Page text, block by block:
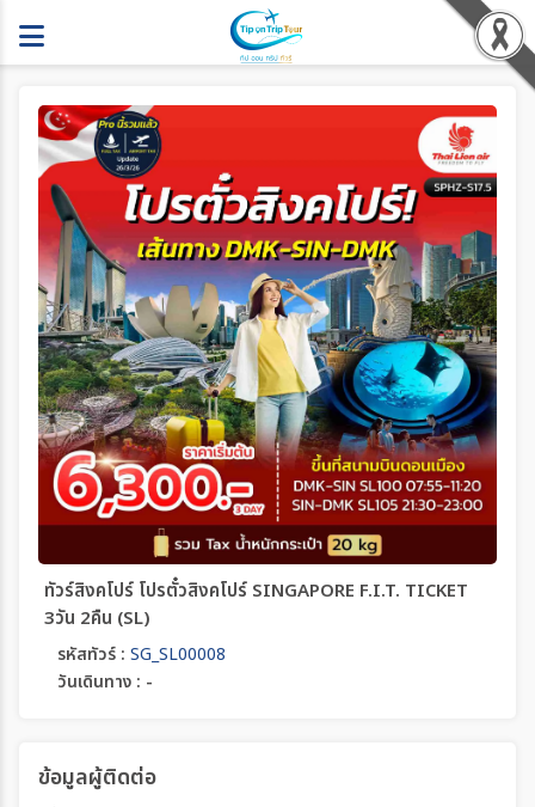
ทัวร์สิงคโปร์ โปรตั๋วสิงคโปร์ SINGAPORE F.I.T. TICKET
3วัน 2คืน (SL)
รหัสทัวร์ : SG_SL00008
วันเดินทาง : -
ข้อมูลผู้ติดต่อ